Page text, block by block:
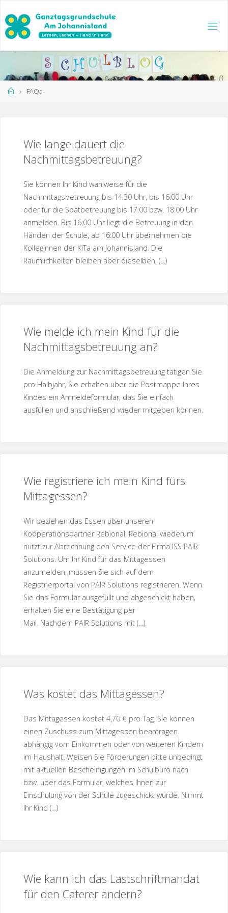
Inhalt
springen
StartFAQs
Wie lange dauert die
Nachmittagsbetreuung?
Sie können Ihr Kind wahlweise für die
Nachmittagsbetreuung bis 14:30 Uhr, bis 16:00 Uhr
oder für die Spätbetreuung bis 17:00 bzw. 18:00 Uhr
anmelden. Bis 16:00 Uhr liegt die Betreuung in den
Händen der Schule, ab 16:00 Uhr übernehmen die
KollegInnen der KiTa am Johannisland. Die
Räumlichkeiten bleiben aber dieselben, (…)
Wie melde ich mein Kind für die
Nachmittagsbetreuung an?
Die Anmeldung zur Nachmittagsbetreuung tätigen Sie
pro Halbjahr, Sie erhalten über die Postmappe Ihres
Kindes ein Anmeldeformular, das Sie einfach
ausfüllen und anschließend wieder mitgeben können.
Wie registriere ich mein Kind fürs
Mittagessen?
Wir beziehen das Essen über unseren
Kooperationspartner Rebional. Rebional wiederum
nutzt zur Abrechnung den Service der Firma ISS PAIR
Solutions. Um Ihr Kind für das Mittagessen
anzumelden, müssen Sie sich auf dem
Registrierportal von PAIR Solutions registrieren. Wenn
Sie das Formular ausgefüllt und abgeschickt haben,
erhalten Sie eine Bestätigung per
Mail. Nachdem PAIR Solutions mit (…)
Was kostet das Mittagessen?
Das Mittagessen kostet 4,70 € pro Tag. Sie können
einen Zuschuss zum Mittagessen beantragen
abhängig vom Einkommen oder von weiteren Kindern
im Haushalt. Weisen Sie Förderungen bitte unbedingt
mit aktuellen Bescheinigungen im Schulbüro nach
bzw. über das Formular, welches Ihnen zur
Einschulung von der Schule zugeschickt wurde. Nimmt
Ihr Kind (…)
Wie kann ich das Lastschriftmandat
für den Caterer ändern?